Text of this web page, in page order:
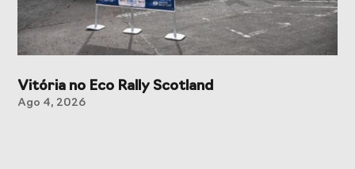
Vitória no Eco Rally Scotland
Ago 4, 2026